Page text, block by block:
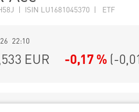
| ISIN LU1681045370 | ETF
22:10
EUR -0,17 % (-